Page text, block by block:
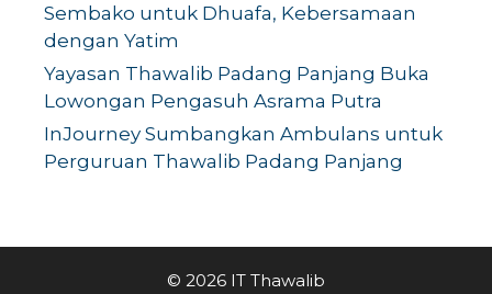
Sembako untuk Dhuafa, Kebersamaan
dengan Yatim
Yayasan Thawalib Padang Panjang Buka
Lowongan Pengasuh Asrama Putra
InJourney Sumbangkan Ambulans untuk
Perguruan Thawalib Padang Panjang
© 2026 IT Thawalib